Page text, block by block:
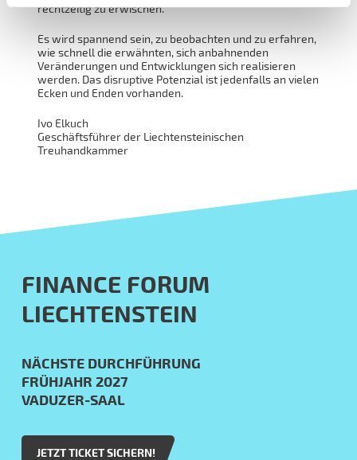
rechtzeitig zu erwischen.
Es wird spannend sein, zu beobachten und zu erfahren,
wie schnell die erwähnten, sich anbahnenden
Veränderungen und Entwicklungen sich realisieren
werden. Das disruptive Potenzial ist jedenfalls an vielen
Ecken und Enden vorhanden.
Ivo Elkuch
Geschäftsführer der Liechtensteinischen
Treuhandkammer
FINANCE FORUM
LIECHTENSTEIN
NÄCHSTE DURCHFÜHRUNG
FRÜHJAHR 2027
VADUZER-SAAL
JETZT TICKET SICHERN!